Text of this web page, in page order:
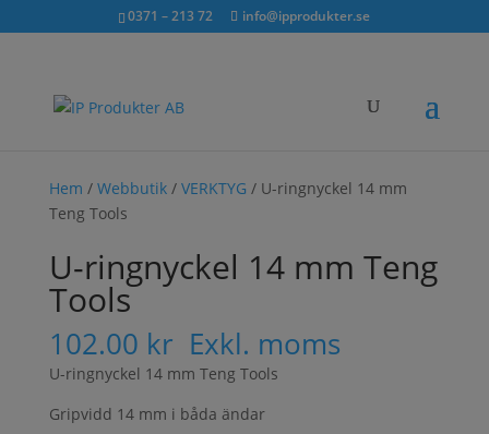
inkl. moms0371 – 213 72 info@ipprodukter.se
Sök...
×
Hem / Webbutik/ VERKTYG / U-ringnyckel 14 mm
Teng Tools
U-ringnyckel 14 mm Teng
Tools
102.00 kr Exkl. moms
U-ringnyckel 14 mm Teng Tools
Gripvidd 14 mm i båda ändar